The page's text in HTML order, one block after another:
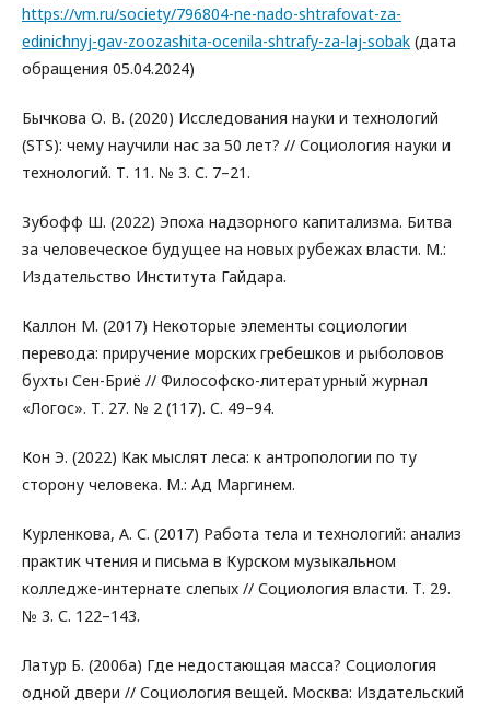
https://vm.ru/society/796804-ne-nado-shtrafovat-za-
edinichnyj-gav-zoozashita-ocenila-shtrafy-za-laj-sobak (дата
обращения 05.04.2024)
Бычкова О. В. (2020) Исследования науки и технологий
(STS): чему научили нас за 50 лет? // Социология науки и
технологий. Т. 11. № 3. С. 7–21.
Зубофф Ш. (2022) Эпоха надзорного капитализма. Битва
за человеческое будущее на новых рубежах власти. М.:
Издательство Института Гайдара.
Каллон М. (2017) Некоторые элементы социологии
перевода: приручение морских гребешков и рыболовов
бухты Сен-Бриё // Философско-литературный журнал
«Логос». Т. 27. № 2 (117). С. 49–94.
Кон Э. (2022) Как мыслят леса: к антропологии по ту
сторону человека. М.: Ад Маргинем.
Курленкова, А. С. (2017) Работа тела и технологий: анализ
практик чтения и письма в Курском музыкальном
колледже-интернате слепых // Социология власти. Т. 29.
№ 3. С. 122–143.
Латур Б. (2006а) Где недостающая масса? Социология
одной двери // Социология вещей. Москва: Издательский